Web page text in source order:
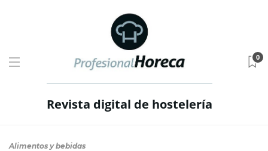
Revista digital de hostelería
0
Alimentos y bebidas